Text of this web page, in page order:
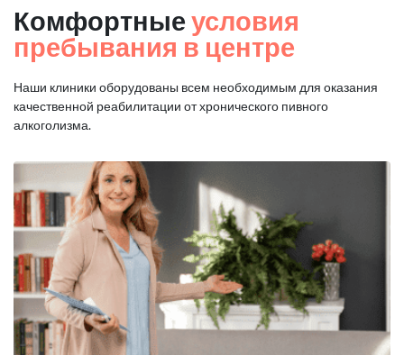
Комфортные условия
пребывания в центре
Наши клиники оборудованы всем необходимым для оказания
качественной реабилитации от хронического пивного
алкоголизма.